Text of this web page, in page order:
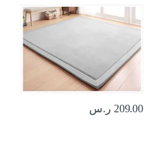
وممارسة اليوغا والتمارين الرياضية
(رمادي، 80 سم × 2 متر)
209.00 ر.س